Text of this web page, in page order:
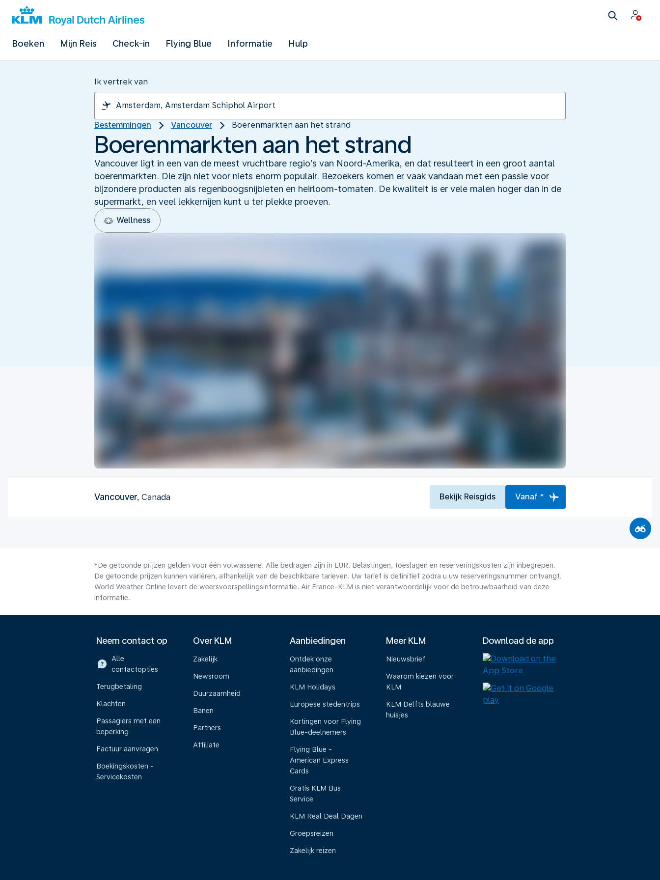
Boeken Mijn Reis Check-in Flying Blue Informatie Hulp
Ik vertrek van
Bestemmingen Vancouver Boerenmarkten aan het strand
Boerenmarkten aan het strand
Vancouver ligt in een van de meest vruchtbare regio’s van Noord-Amerika, en dat resulteert in een groot aantal
boerenmarkten. Die zijn niet voor niets enorm populair. Bezoekers komen er vaak vandaan met een passie voor
bijzondere producten als regenboogsnijbieten en heirloom-tomaten. De kwaliteit is er vele malen hoger dan in de
supermarkt, en veel lekkernijen kunt u ter plekke proeven.
Wellness
Vancouver, Canada Bekijk Reisgids Vanaf *
*De getoonde prijzen gelden voor één volwassene. Alle bedragen zijn in EUR. Belastingen, toeslagen en reserveringskosten zijn inbegrepen.
De getoonde prijzen kunnen variëren, afhankelijk van de beschikbare tarieven. Uw tarief is definitief zodra u uw reserveringsnummer ontvangt.
World Weather Online levert de weersvoorspellingsinformatie. Air France-KLM is niet verantwoordelijk voor de betrouwbaarheid van deze
informatie.
Neem contact op
Alle
contactopties
Terugbetaling
Klachten
Passagiers met een
beperking
Factuur aanvragen
Boekingskosten -
Servicekosten
Over KLM
Zakelijk
Newsroom
Duurzaamheid
Banen
Partners
Affiliate
Aanbiedingen
Ontdek onze
aanbiedingen
KLM Holidays
Europese stedentrips
Kortingen voor Flying
Blue-deelnemers
Flying Blue -
American Express
Cards
Gratis KLM Bus
Service
KLM Real Deal Dagen
Groepsreizen
Zakelijk reizen
Meer KLM
Nieuwsbrief
Waarom kiezen voor
KLM
KLM Delfts blauwe
huisjes
Download de app